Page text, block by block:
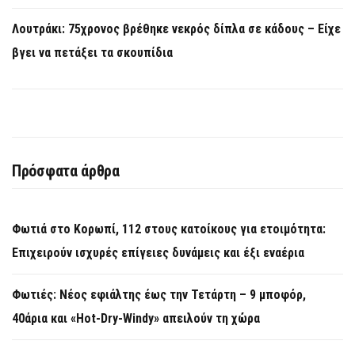
Λουτράκι: 75χρονος βρέθηκε νεκρός δίπλα σε κάδους – Είχε
βγει να πετάξει τα σκουπίδια
Πρόσφατα άρθρα
Φωτιά στο Κορωπί, 112 στους κατοίκους για ετοιμότητα:
Επιχειρούν ισχυρές επίγειες δυνάμεις και έξι εναέρια
Φωτιές: Νέος εφιάλτης έως την Τετάρτη – 9 μποφόρ,
40άρια και «Hot-Dry-Windy» απειλούν τη χώρα